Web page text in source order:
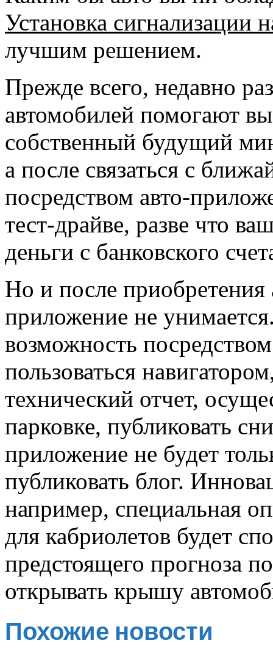
Установка сигнализации
лучшим решением.
Прежде всего, недавно
автомобилей помогают
собственный будущий
а после связаться с
посредством авто-
тест-драйве, разве что
деньги с банковского
Но и после
приложение не
возможность
пользоваться
технический отчет,
парковке, публиковать
приложение не будет
публиковать блог.
например, специальная
для кабриолетов будет
предстоящего прогноза
открывать крышу
Похожие новости